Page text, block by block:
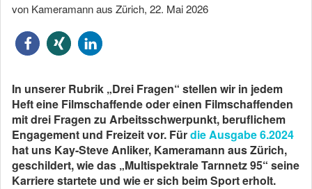
von Kameramann aus Zürich, 22. Mai 2026
In unserer Rubrik „Drei Fragen“ stellen wir in jedem
Heft eine Filmschaffende oder einen Filmschaffenden
mit drei Fragen zu Arbeitsschwerpunkt, beruflichem
Engagement und Freizeit vor. Fürdie Ausgabe 6.2024
hat uns Kay-Steve Anliker, Kameramann aus Zürich,
geschildert, wie das „Multispektrale Tarnnetz 95“ seine
Karriere startete und wie er sich beim Sport erholt.